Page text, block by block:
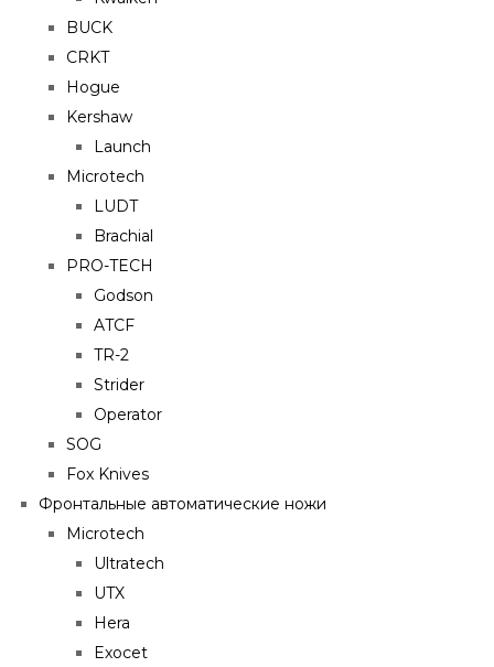
BUCK
CRKT
Hogue
Kershaw
Launch
Microtech
LUDT
Brachial
PRO-TECH
Godson
ATCF
TR-2
Strider
Operator
SOG
Fox Knives
Фронтальные автоматические ножи
Microtech
Ultratech
UTX
Hera
Exocet